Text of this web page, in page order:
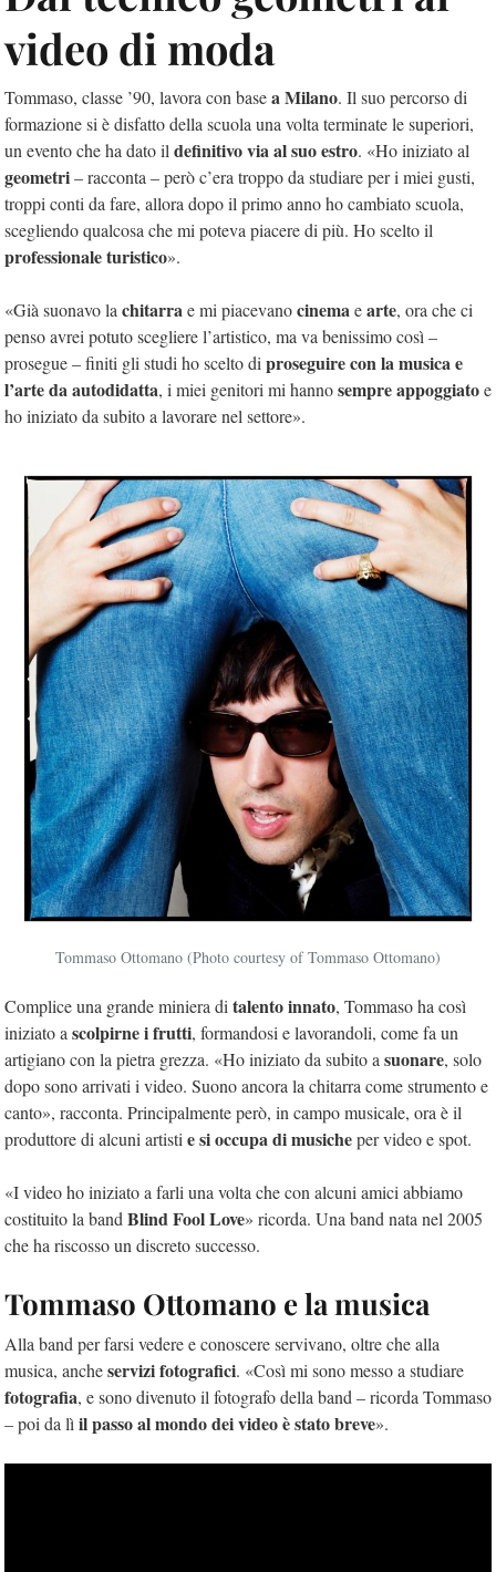
video di moda
Tommaso, classe ’90, lavora con basea Milano. Il suo percorso di
formazione si è disfatto della scuola una volta terminate le superiori,
un evento che ha dato il definitivo via al suo estro. «Ho iniziato al
geometri– racconta – però c’era troppo da studiare per i miei gusti,
troppi conti da fare, allora dopo il primo anno ho cambiato scuola,
scegliendo qualcosa che mi poteva piacere di più. Ho scelto il
professionale turistico».
«Già suonavo la chitarrae mi piacevanocinemaearte, ora che ci
penso avrei potuto scegliere l’artistico, ma va benissimo così –
prosegue – finiti gli studi ho scelto di proseguire con la musica e
l’arte da autodidatta, i miei genitori mi hannosempre appoggiatoe
ho iniziato da subito a lavorare nel settore».
Tommaso Ottomano (Photo courtesy of Tommaso Ottomano)
Complice una grande miniera di talento innato, Tommaso ha così
iniziato a scolpirne i frutti, formandosi e lavorandoli, come fa un
artigiano con la pietra grezza. «Ho iniziato da subito a suonare, solo
dopo sono arrivati i video. Suono ancora la chitarra come strumento e
canto», racconta. Principalmente però, in campo musicale, ora è il
produttore di alcuni artisti e si occupa di musicheper video e spot.
«I video ho iniziato a farli una volta che con alcuni amici abbiamo
costituito la band Blind Fool Love» ricorda. Una band nata nel 2005
che ha riscosso un discreto successo.
Tommaso Ottomano e la musica
Alla band per farsi vedere e conoscere servivano, oltre che alla
musica, ancheservizi fotografici. «Così mi sono messo a studiare
fotografia, e sono divenuto il fotografo della band – ricorda Tommaso
– poi da lì il passo al mondo dei video è stato breve».